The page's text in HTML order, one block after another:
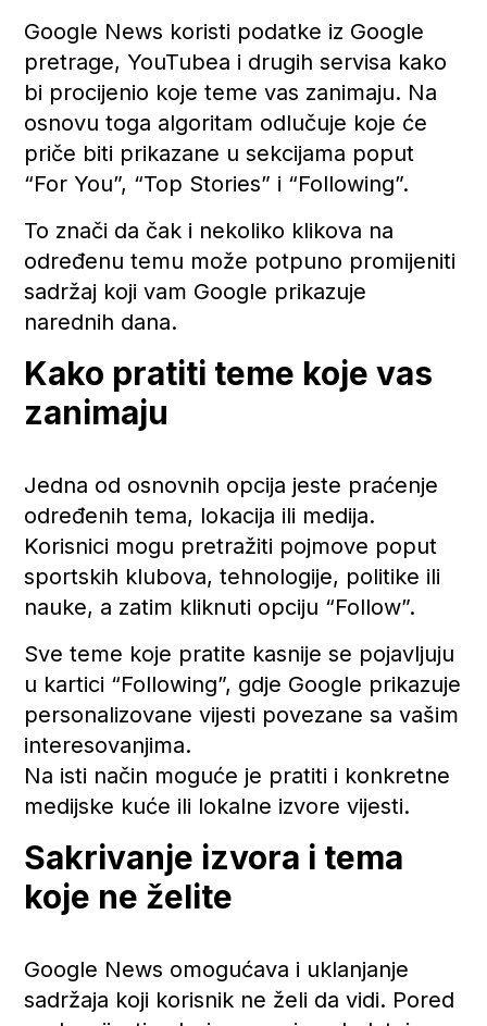
Google News koristi podatke iz Google
pretrage, YouTubea i drugih servisa kako
bi procijenio koje teme vas zanimaju. Na
osnovu toga algoritam odlučuje koje će
priče biti prikazane u sekcijama poput
“For You”, “Top Stories” i “Following”.
To znači da čak i nekoliko klikova na
određenu temu može potpuno promijeniti
sadržaj koji vam Google prikazuje
narednih dana.
Kako pratiti teme koje vas
zanimaju
Jedna od osnovnih opcija jeste praćenje
određenih tema, lokacija ili medija.
Korisnici mogu pretražiti pojmove poput
sportskih klubova, tehnologije, politike ili
nauke, a zatim kliknuti opciju “Follow”.
Sve teme koje pratite kasnije se pojavljuju
u kartici “Following”, gdje Google prikazuje
personalizovane vijesti povezane sa vašim
interesovanjima.
Na isti način moguće je pratiti i konkretne
medijske kuće ili lokalne izvore vijesti.
Sakrivanje izvora i tema
koje ne želite
Google News omogućava i uklanjanje
sadržaja koji korisnik ne želi da vidi. Pored